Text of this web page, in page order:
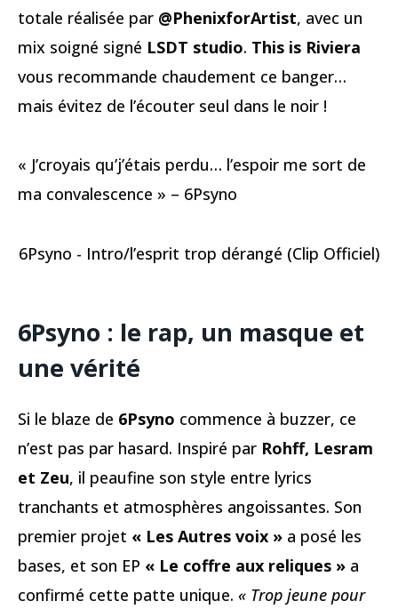
totale réalisée par @PhenixforArtist, avec un
mix soigné signé LSDT studio. This is Riviera
vous recommande chaudement ce banger…
mais évitez de l’écouter seul dans le noir !
« J’croyais qu’j’étais perdu… l’espoir me sort de
ma convalescence » – 6Psyno
6Psyno - Intro/l’esprit trop dérangé (Clip Officiel)
6Psyno : le rap, un masque et
une vérité
Si le blaze de 6Psyno commence à buzzer, ce
n’est pas par hasard. Inspiré par Rohff, Lesram
et Zeu, il peaufine son style entre lyrics
tranchants et atmosphères angoissantes. Son
premier projet « Les Autres voix » a posé les
bases, et son EP « Le coffre aux reliques » a
confirmé cette patte unique. « Trop jeune pour